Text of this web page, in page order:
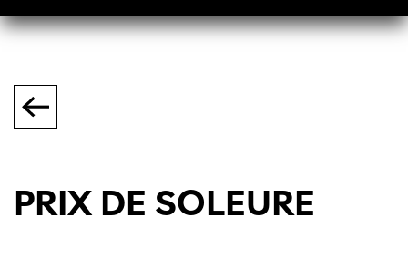
PRIX DE SOLEURE